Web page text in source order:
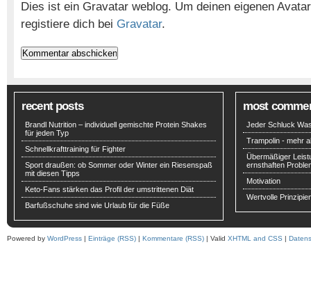
Dies ist ein Gravatar weblog. Um deinen eigenen
registiere dich bei Gravatar.
recent posts
Brandl Nutrition – individuell gemischte Protein Shakes
für jeden Typ
Schnellkrafttraining für Fighter
Sport draußen: ob Sommer oder Winter ein Riesenspaß
mit diesen Tipps
Keto-Fans stärken das Profil der umstrittenen Diät
Barfußschuhe sind wie Urlaub für die Füße
most
Jeder Schluck
Trampolin - mehr
Übermäßiger
ernsthaften
Motivation
Wertvolle
Powered by WordPress | Einträge (RSS) | Kommentare (RSS) | Valid XHTML and CSS |